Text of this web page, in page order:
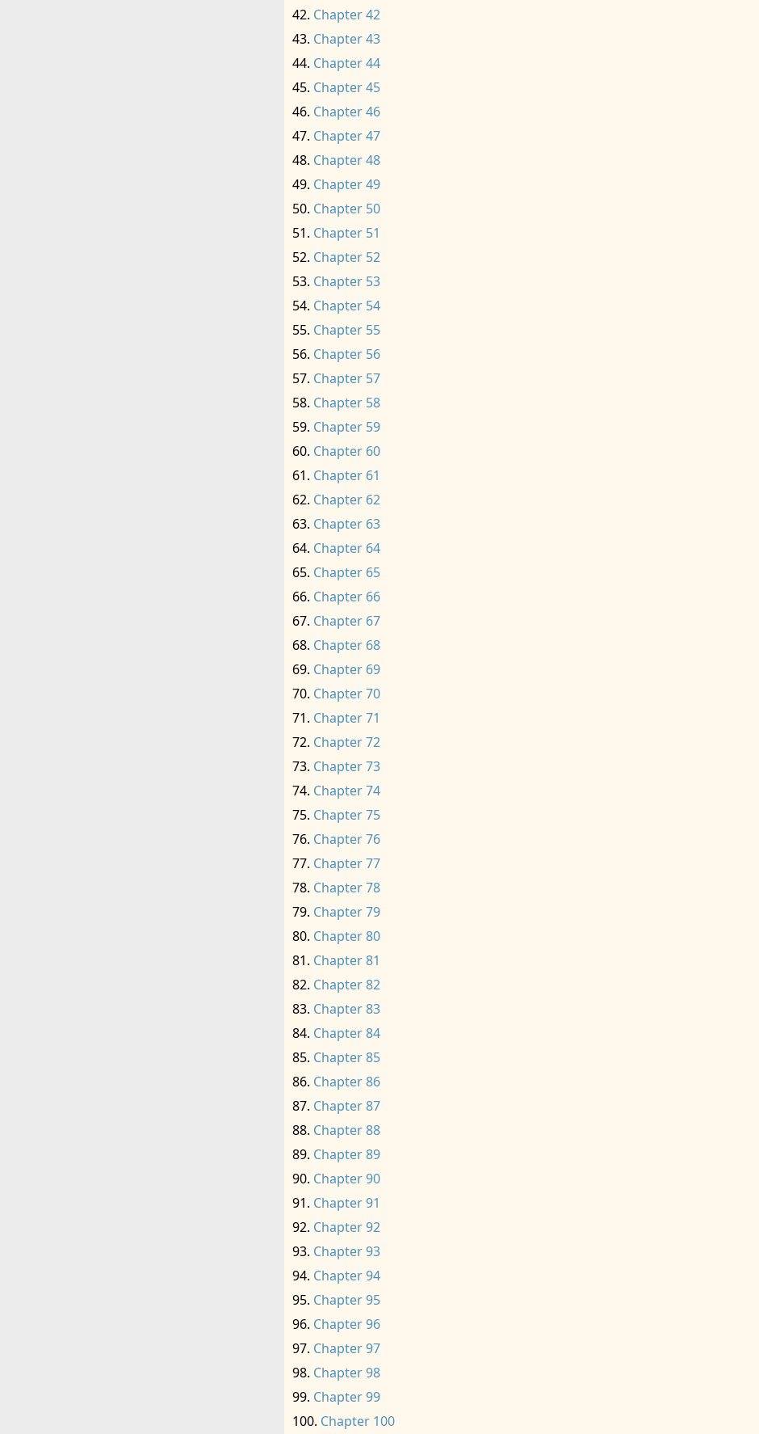
Chapter 42
Chapter 43
Chapter 44
Chapter 45
Chapter 46
Chapter 47
Chapter 48
Chapter 49
Chapter 50
Chapter 51
Chapter 52
Chapter 53
Chapter 54
Chapter 55
Chapter 56
Chapter 57
Chapter 58
Chapter 59
Chapter 60
Chapter 61
Chapter 62
Chapter 63
Chapter 64
Chapter 65
Chapter 66
Chapter 67
Chapter 68
Chapter 69
Chapter 70
Chapter 71
Chapter 72
Chapter 73
Chapter 74
Chapter 75
Chapter 76
Chapter 77
Chapter 78
Chapter 79
Chapter 80
Chapter 81
Chapter 82
Chapter 83
Chapter 84
Chapter 85
Chapter 86
Chapter 87
Chapter 88
Chapter 89
Chapter 90
Chapter 91
Chapter 92
Chapter 93
Chapter 94
Chapter 95
Chapter 96
Chapter 97
Chapter 98
Chapter 99
Chapter 100